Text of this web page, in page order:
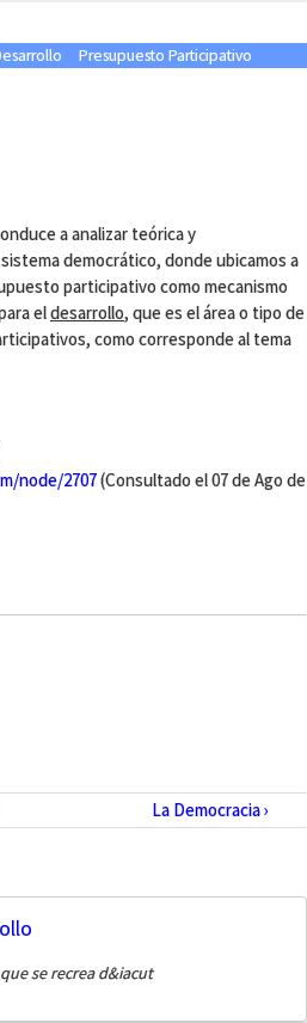
Presupuesto Participativo
a analizar teórica y
democrático, donde ubicamos a
participativo como mecanismo
eldesarrollo, que es el área o tipo de
como corresponde al tema
node/2707(Consultado el 07 de Ago de
La Democracia ›
se recrea d&iacut